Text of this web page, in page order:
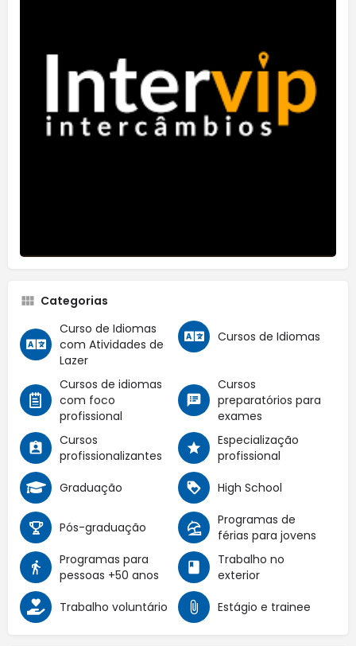
Categorias
Curso de Idiomas
com Atividades de
Lazer
Cursos de Idiomas
Cursos de idiomas
com foco
profissional
Cursos
preparatórios para
exames
Cursos
profissionalizantes
Especialização
profissional
Graduação
High School
Pós-graduação
Programas de
férias para jovens
Programas para
pessoas +50 anos
Trabalho no
exterior
Trabalho voluntário
Estágio e trainee